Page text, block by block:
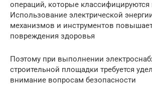
операций, которые классифицируются
Использование электрической
механизмов и инструментов
повреждения здоровья
Поэтому при выполнении
строительной площадки требуется
внимание вопросам безопасности